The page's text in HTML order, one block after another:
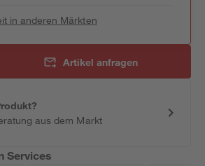
in anderen Märkten
Artikel anfragen
aus dem Markt
Services